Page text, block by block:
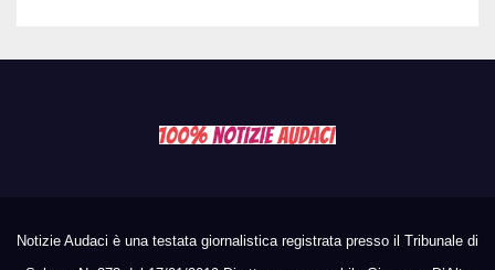
Notizie Audaci è una testata giornalistica registrata presso il Tribunale di